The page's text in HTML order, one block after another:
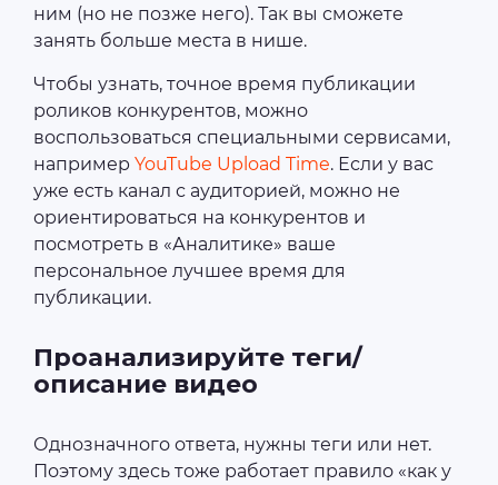
ним (но не позже него). Так вы сможете
занять больше места в нише.
Чтобы узнать, точное время публикации
роликов конкурентов, можно
воспользоваться специальными сервисами,
например YouTube Upload Time. Если у вас
уже есть канал с аудиторией, можно не
ориентироваться на конкурентов и
посмотреть в «Аналитике» ваше
персональное лучшее время для
публикации.
Проанализируйте теги/
описание видео
Однозначного ответа, нужны теги или нет.
Поэтому здесь тоже работает правило «как у